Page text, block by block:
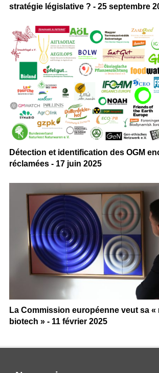
stratégie législative ? - 25 septembre
Détection et identification des OGM
réclamées - 17 juin 2025
La Commission européenne veut sa
biotech » - 11 février 2025